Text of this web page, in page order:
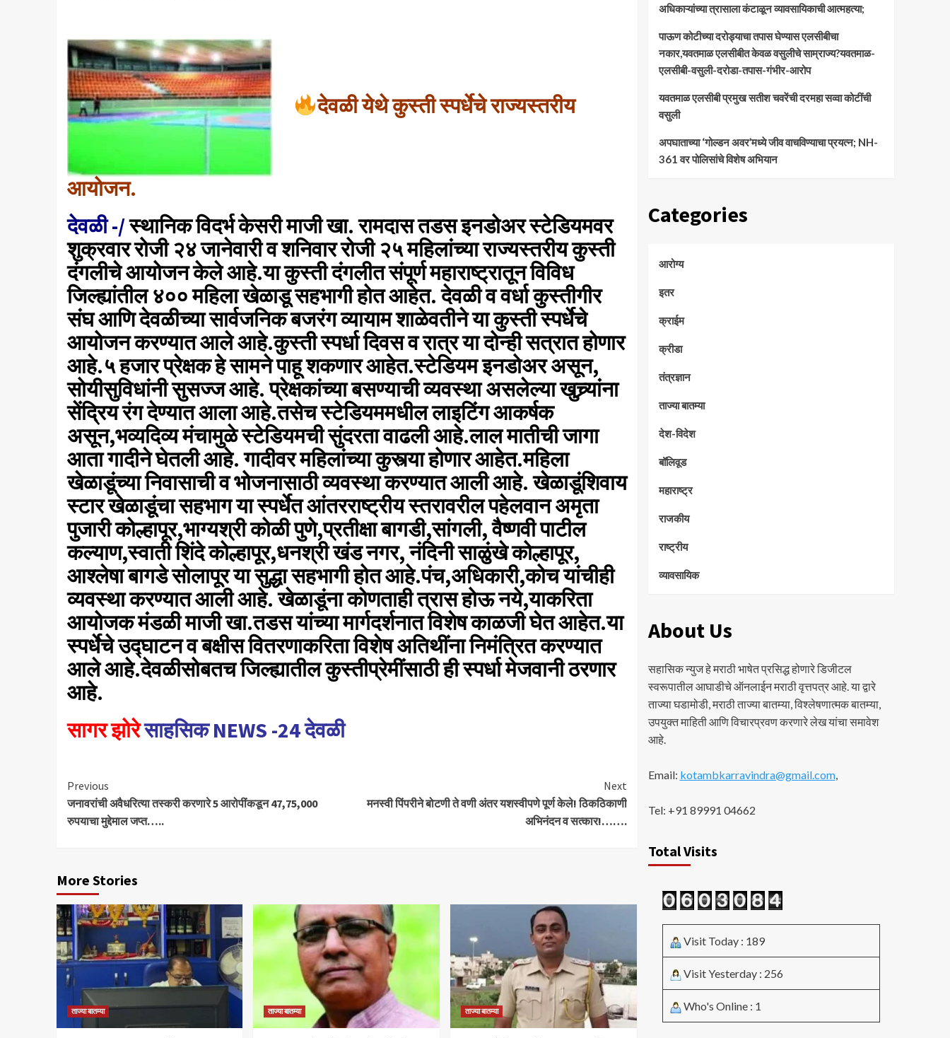
देवळी येथे कुस्ती स्पर्धेचे राज्यस्तरीय
आयोजन.
देवळी -/स्थानिक विदर्भ केसरी माजी खा. रामदास तडस इनडोअर स्टेडियमवर
शुक्रवार रोजी २४ जानेवारी व शनिवार रोजी २५ महिलांच्या राज्यस्तरीय कुस्ती
दंगलीचे आयोजन केले आहे.या कुस्ती दंगलीत संपूर्ण महाराष्ट्रातून विविध
जिल्ह्यांतील ४०० महिला खेळाडू सहभागी होत आहेत. देवळी व वर्धा कुस्तीगीर
संघ आणि देवळीच्या सार्वजनिक बजरंग व्यायाम शाळेवतीने या कुस्ती स्पर्धेचे
आयोजन करण्यात आले आहे.कुस्ती स्पर्धा दिवस व रात्र या दोन्ही सत्रात होणार
आहे.५ हजार प्रेक्षक हे सामने पाहू शकणार आहेत.स्टेडियम इनडोअर असून,
सोयीसुविधांनी सुसज्ज आहे. प्रेक्षकांच्या बसण्याची व्यवस्था असलेल्या खुच्र्यांना
सेंद्रिय रंग देण्यात आला आहे.तसेच स्टेडियममधील लाइटिंग आकर्षक
असून,भव्यदिव्य मंचामुळे स्टेडियमची सुंदरता वाढली आहे.लाल मातीची जागा
आता गादीने घेतली आहे. गादीवर महिलांच्या कुस्त्या होणार आहेत.महिला
खेळाडूंच्या निवासाची व भोजनासाठी व्यवस्था करण्यात आली आहे. खेळाडूंशिवाय
स्टार खेळाडूंचा सहभाग या स्पर्धेत आंतरराष्ट्रीय स्तरावरील पहेलवान अमृता
पुजारी कोल्हापूर,भाग्यश्री कोळी पुणे,प्रतीक्षा बागडी,सांगली, वैष्णवी पाटील
कल्याण,स्वाती शिंदे कोल्हापूर,धनश्री खंड नगर, नंदिनी साळुंखे कोल्हापूर,
आश्लेषा बागडे सोलापूर या सुद्धा सहभागी होत आहे.पंच,अधिकारी,कोच यांचीही
व्यवस्था करण्यात आली आहे. खेळाडूंना कोणताही त्रास होऊ नये,याकरिता
आयोजक मंडळी माजी खा.तडस यांच्या मार्गदर्शनात विशेष काळजी घेत आहेत.या
स्पर्धेचे उद्घाटन व बक्षीस वितरणाकरिता विशेष अतिथींना निमंत्रित करण्यात
आले आहे.देवळीसोबतच जिल्ह्यातील कुस्तीप्रेमींसाठी ही स्पर्धा मेजवानी ठरणार
आहे.
सागर झोरेसाहसिक NEWS -24 देवळी
Continue
Reading
Previous
जनावरांची अवैधरित्या तस्करी करणारे 5 आरोपींकडून 47,75,000
रुपयाचा मुद्देमाल जप्त…..
Next
मनस्वी पिंपरीने बोटणी ते वणी अंतर यशस्वीपणे पूर्ण केले! ठिकठिकाणी
अभिनंदन व सत्कार!…….
More Stories
ताज्या बातम्या ताज्या बातम्या ताज्या बातम्या
अधिकाऱ्यांच्या त्रासाला कंटाळून व्यावसायिकाची आत्महत्या;
पाऊण कोटीच्या दरोड्याचा तपास घेण्यास एलसीबीचा
नकार,यवतमाळ एलसीबीत केवळ वसुलीचे साम्राज्य?यवतमाळ-
एलसीबी-वसुली-दरोडा-तपास-गंभीर-आरोप
यवतमाळ एलसीबी प्रमुख सतीश चवरेंची दरमहा सव्वा कोटींची
वसुली
अपघाताच्या ‘गोल्डन अवर’मध्ये जीव वाचविण्याचा प्रयत्न; NH-
361 वर पोलिसांचे विशेष अभियान
Categories
आरोग्य
इतर
क्राईम
क्रीडा
तंत्रज्ञान
ताज्या बातम्या
देश-विदेश
बॉलिवूड
महाराष्ट्र
राजकीय
राष्ट्रीय
व्यावसायिक
About Us
सहासिक न्युज हे मराठी भाषेत प्रसिद्ध होणारे डिजीटल
स्वरूपातील आघाडीचे ऑनलाईन मराठी वृत्तपत्र आहे. या द्वारे
ताज्या घडामोडी, मराठी ताज्या बातम्या, विश्लेषणात्मक बातम्या,
उपयुक्त माहिती आणि विचारप्रवण करणारे लेख यांचा समावेश
आहे.
Email: kotambkarravindra@gmail.com,
Tel: +91 89991 04662
Total Visits
Visit Today : 189
Visit Yesterday : 256
Who's Online : 1